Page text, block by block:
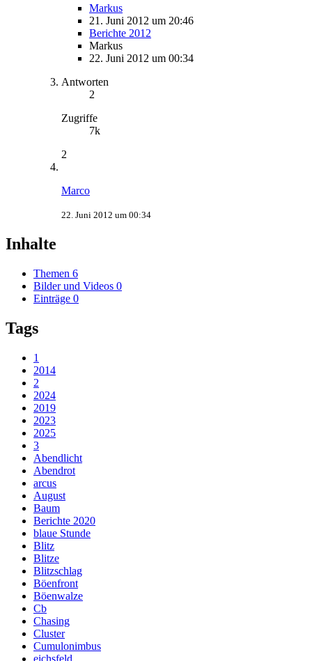
Markus
21. Juni 2012 um 20:46
Berichte 2012
Markus
22. Juni 2012 um 00:34
Antworten
2
Zugriffe
7k
2
Marco
22. Juni 2012 um 00:34
Inhalte
Themen 6
Bilder und Videos 0
Einträge 0
Tags
1
2014
2
2024
2019
2023
2025
3
Abendlicht
Abendrot
arcus
August
Baum
Berichte 2020
blaue Stunde
Blitz
Blitze
Blitzschlag
Böenfront
Böenwalze
Cb
Chasing
Cluster
Cumulonimbus
eichsfeld